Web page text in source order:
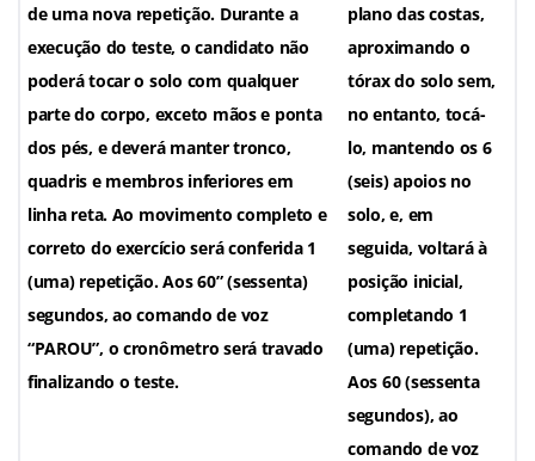
de uma nova repetição. Durante a
execução do teste, o candidato não
poderá tocar o solo com qualquer
parte do corpo, exceto mãos e ponta
dos pés, e deverá manter tronco,
quadris e membros inferiores em
linha reta. Ao movimento completo e
correto do exercício será conferida 1
(uma) repetição. Aos 60” (sessenta)
segundos, ao comando de voz
“PAROU”, o cronômetro será travado
finalizando o teste.
plano das costas,
aproximando o
tórax do solo sem,
no entanto, tocá-
lo, mantendo os 6
(seis) apoios no
solo, e, em
seguida, voltará à
posição inicial,
completando 1
(uma) repetição.
Aos 60 (sessenta
segundos), ao
comando de voz